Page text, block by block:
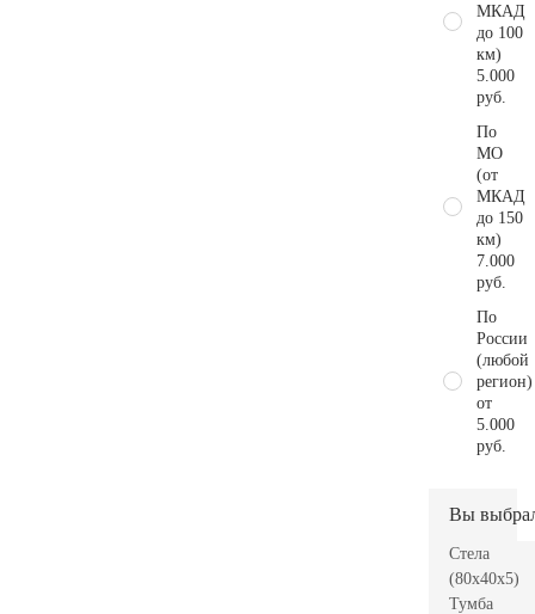
МКАД
до 100
км)
5.000
руб.
По
МО
(от
МКАД
до 150
км)
7.000
руб.
По
России
(любой
регион)
от
5.000
руб.
Вы
Стела
(80x40x5)
Тумба